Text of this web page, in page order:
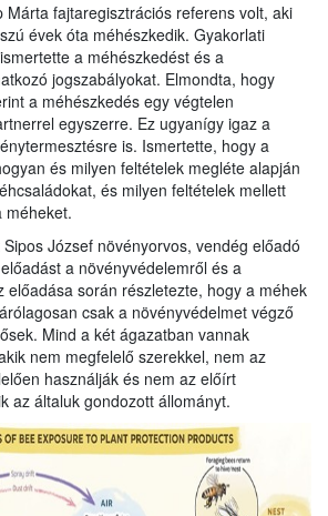
Márta fajtaregisztrációs referens volt, aki
évek óta méhészkedik. Gyakorlati
a méhészkedést és a
jogszabályokat. Elmondta, hogy
a méhészkedés egy végtelen
egyszerre. Ez ugyanígy igaz a
is. Ismertette, hogy a
és milyen feltételek megléte alapján
és milyen feltételek mellett
méheket.
József növényorvos, vendég előadó
a növényvédelemről és a
előadása során részletezte, hogy a méhek
csak a növényvédelmet végző
Mind a két ágazatban vannak
nem megfelelő szerekkel, nem az
használják és nem az előírt
az általuk gondozott állományt.